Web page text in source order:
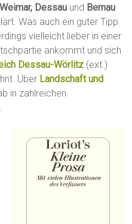
Weimar, Dessau und Bernau
Was auch ein guter Tipp
vielleicht lieber in einer
ankommt und sich
Dessau-Wörlitz (ext.)
Über Landschaft und
in zahlreichen